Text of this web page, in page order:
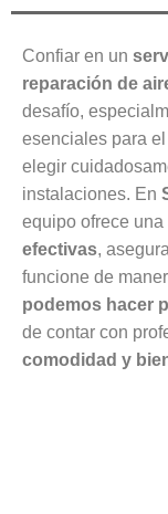
Confiar en un
reparación de
desafío,
esenciales para
elegir
instalaciones. En
equipo ofrece una
efectivas,
funcione de
podemos hacer
de contar con
comodidad y